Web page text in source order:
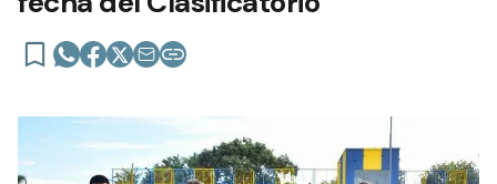
Esta tarde se completa la quinta